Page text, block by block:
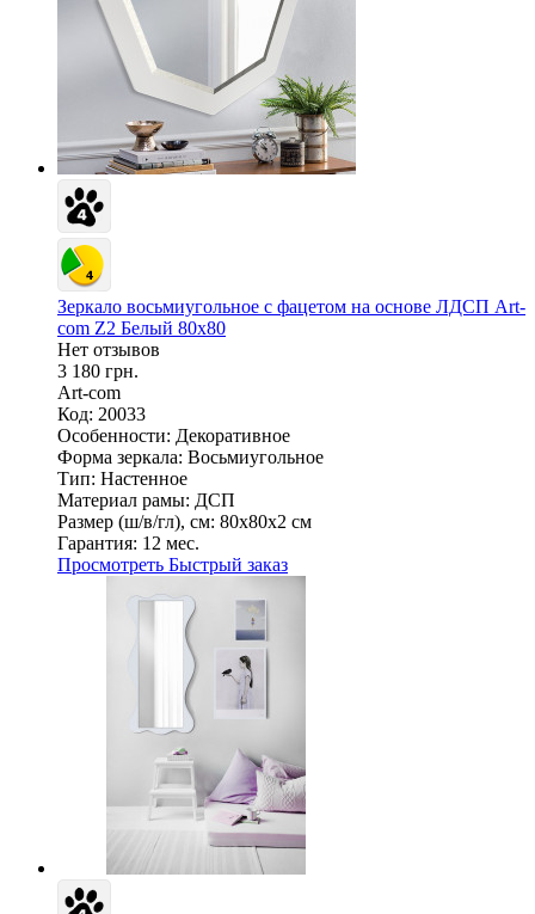
Зеркало восьмиугольное с фацетом на основе ЛДСП Art-
com Z2 Белый 80х80
Нет отзывов
3 180 грн.
Art-com
Код: 20033
Особенности: Декоративное
Форма зеркала: Восьмиугольное
Тип: Настенное
Материал рамы: ДСП
Размер (ш/в/гл), см: 80х80х2 см
Гарантия: 12 мес.
Просмотреть Быстрый заказ